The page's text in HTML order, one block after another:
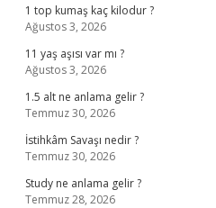
1 top kumaş kaç kilodur ?
Ağustos 3, 2026
11 yaş aşısı var mı ?
Ağustos 3, 2026
1.5 alt ne anlama gelir ?
Temmuz 30, 2026
İstihkâm Savaşı nedir ?
Temmuz 30, 2026
Study ne anlama gelir ?
Temmuz 28, 2026